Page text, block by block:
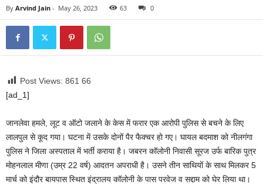
By Arvind Jain - May 26, 2023 63 0
Post Views: 861 66
[ad_1]
जानलेवा हमले, लूट व ऑटो जलाने के केस में फरार एक आरोपी पुलिस से बचने के लिए
लालपुल से कूद गया। घटना में उसके दोनों पैर फैक्चर हो गए। घायल बदमाश को नीलगंगा
पुलिस ने जिला अस्पताल में भर्ती कराया है। जबरन कॉलोनी निवासी सूरज उर्फ बारिक पुत्र
मोहनलाल मीणा (उम्र 22 वर्ष) आदतन अपराधी है। उसने तीन साथियों के साथ मिलकर 5
मार्च को इंदौर बायपास स्थित इंद्रालय कॉलोनी के पास परवेज व सद्दाम को घेर लिया था।